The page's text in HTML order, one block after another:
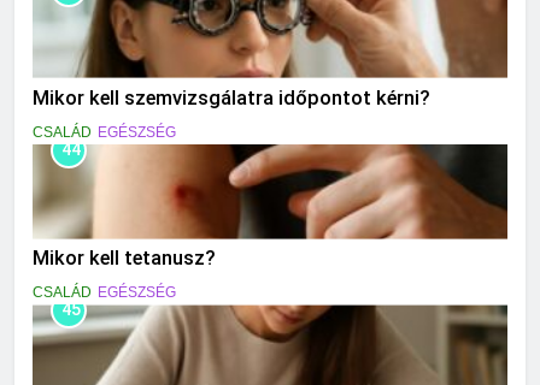
Mikor kell szemvizsgálatra időpontot kérni?
CSALÁD EGÉSZSÉG
44
Mikor kell tetanusz?
CSALÁD EGÉSZSÉG
45